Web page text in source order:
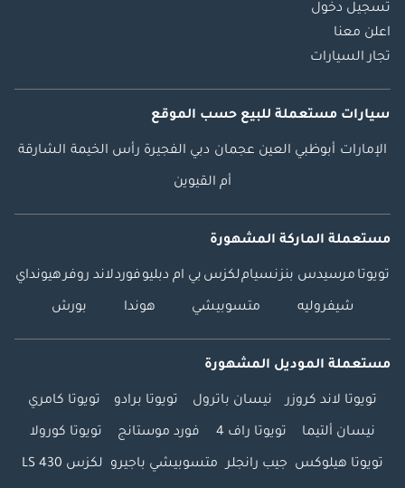
تسجيل دخول
اعلن معنا
تجار السيارات
سيارات مستعملة للبيع حسب الموقع
الإمارات أبوظبي العين عجمان دبي الفجيرة رأس الخيمة الشارقة
أم القيوين
مستعملة الماركة المشهورة
تويوتا مرسيدس بنزنسياملكزس بي ام دبليوفوردلاند روفرهيونداي
شيفروليه متسوبيشي هوندا بورش
مستعملة الموديل المشهورة
تويوتا لاند كروزر نيسان باترول تويوتا برادو تويوتا كامري
نيسان ألتيما تويوتا راف 4 فورد موستانج تويوتا كورولا
تويوتا هيلوكس جيب رانجلر متسوبيشي باجيرو لكزس LS 430